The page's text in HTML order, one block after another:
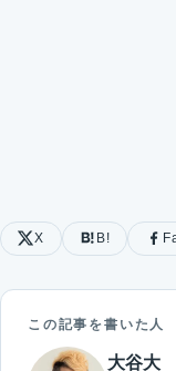
X B!
この記事を書いた人
大谷大